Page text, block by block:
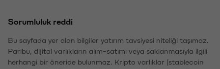
Sorumluluk reddi
Bu sayfada yer alan bilgiler yatırım tavsiyesi niteliği taşımaz.
Paribu, dijital varlıkların alım-satımı veya saklanmasıyla ilgili
herhangi bir öneride bulunmaz. Kripto varlıklar (stablecoin